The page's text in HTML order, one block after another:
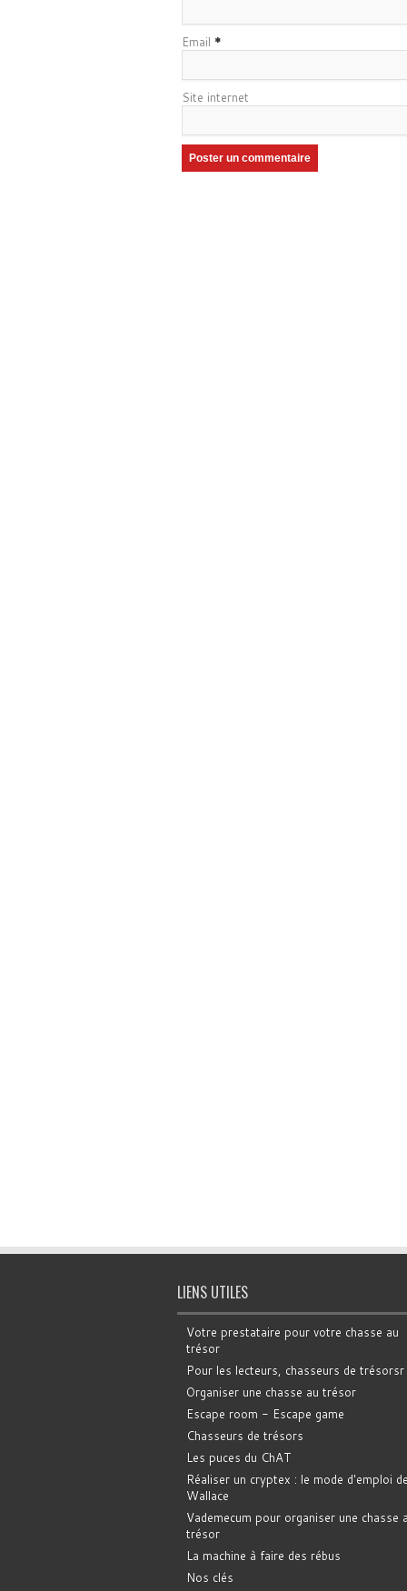
Email *
Site internet
LIENS UTILES
Votre prestataire pour votre chasse au
trésor
Pour les lecteurs, chasseurs de trésorsr
Organiser une chasse au trésor
Escape room - Escape game
Chasseurs de trésors
Les puces du ChAT
Réaliser un cryptex : le mode d'emploi de
Wallace
Vademecum pour organiser une chasse
trésor
La machine à faire des rébus
Nos clés